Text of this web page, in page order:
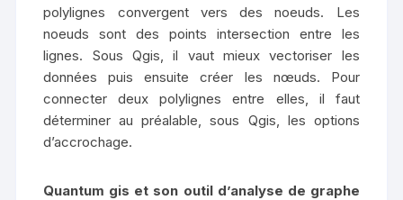
polylignes convergent vers des noeuds. Les
noeuds sont des points intersection entre les
lignes. Sous Qgis, il vaut mieux vectoriser les
données puis ensuite créer les nœuds. Pour
connecter deux polylignes entre elles, il faut
déterminer au préalable, sous Qgis, les options
d’accrochage.
Quantum gis et son outil d’analyse de graphe